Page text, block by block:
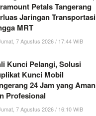
Petals Tangerang
Jaringan Transportasi
MRT
7 Agustus 2026 / 17:44 WIB
Kunci Pelangi, Solusi
Kunci Mobil
24 Jam yang Aman
Profesional
7 Agustus 2026 / 16:10 WIB